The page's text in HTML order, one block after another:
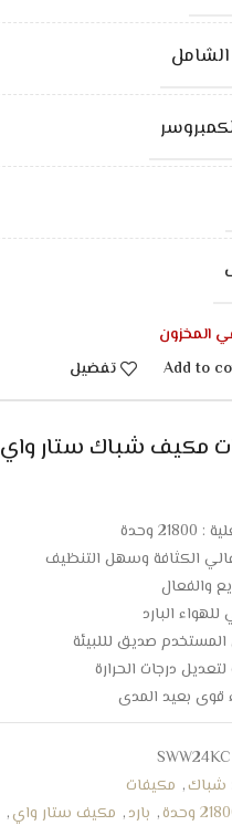
المخزون
Add to
تفضيل
مكيف شباك ستار واي 21800 وحدة – بارد
وحدة
الكثافة وسهل التنظيف
والفعال
للهواء البارد
المستخدم صديق لللبيئة
درجات الحرارة
قوي بعيد المدي
و أداء مثالي
فولت
SWW24KC
شباك, مكيفات
وحدة , بارد, مكيف ستار واي,